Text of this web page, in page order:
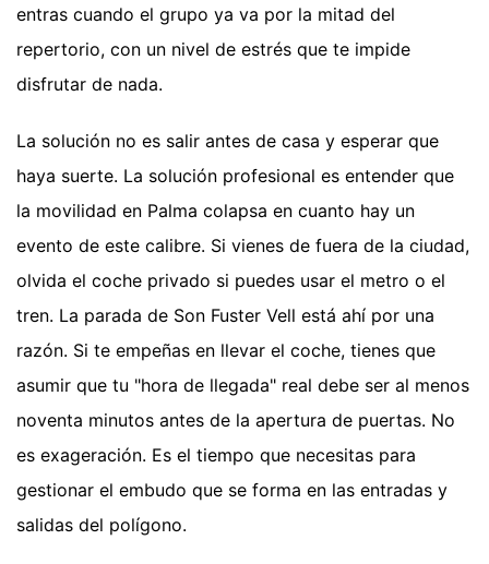
entras cuando el grupo ya va por la mitad del
repertorio, con un nivel de estrés que te impide
disfrutar de nada.
La solución no es salir antes de casa y esperar que
haya suerte. La solución profesional es entender que
la movilidad en Palma colapsa en cuanto hay un
evento de este calibre. Si vienes de fuera de la ciudad,
olvida el coche privado si puedes usar el metro o el
tren. La parada de Son Fuster Vell está ahí por una
razón. Si te empeñas en llevar el coche, tienes que
asumir que tu "hora de llegada" real debe ser al menos
noventa minutos antes de la apertura de puertas. No
es exageración. Es el tiempo que necesitas para
gestionar el embudo que se forma en las entradas y
salidas del polígono.